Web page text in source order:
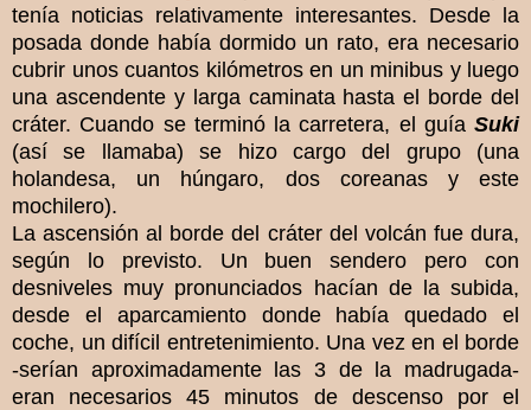
tenía noticias relativamente interesantes. Desde la
posada donde había dormido un rato, era necesario
cubrir unos cuantos kilómetros en un minibus y luego
una ascendente y larga caminata hasta el borde del
cráter. Cuando se terminóla carretera, el guía Suki
(así se llamaba) se hizo cargo del grupo (una
holandesa, un húngaro, dos coreanas y este
mochilero).
La ascensión al borde del cráter del volcán fue dura,
según lo previsto. Un buen sendero pero con
desniveles muy pronunciados hacían de la subida,
desde el aparcamiento donde había quedado el
coche, un difícil entretenimiento. Una vez en el borde
-serían aproximadamente las 3 de la madrugada-
eran necesarios 45 minutos de descenso por el